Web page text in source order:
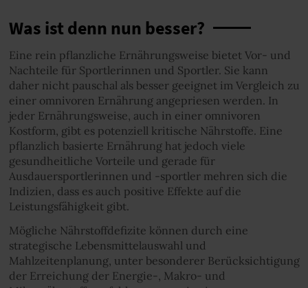
Was ist denn nun besser?
Eine rein pflanzliche Ernährungsweise bietet Vor- und
Nachteile für Sportlerinnen und Sportler. Sie kann
daher nicht pauschal als besser geeignet im Vergleich zu
einer omnivoren Ernährung angepriesen werden. In
jeder Ernährungsweise, auch in einer omnivoren
Kostform, gibt es potenziell kritische Nährstoffe. Eine
pflanzlich basierte Ernährung hat jedoch viele
gesundheitliche Vorteile und gerade für
Ausdauersportlerinnen und -sportler mehren sich die
Indizien, dass es auch positive Effekte auf die
Leistungsfähigkeit gibt.
Mögliche Nährstoffdefizite können durch eine
strategische Lebensmittelauswahl und
Mahlzeitenplanung, unter besonderer Berücksichtigung
der Erreichung der Energie-, Makro- und